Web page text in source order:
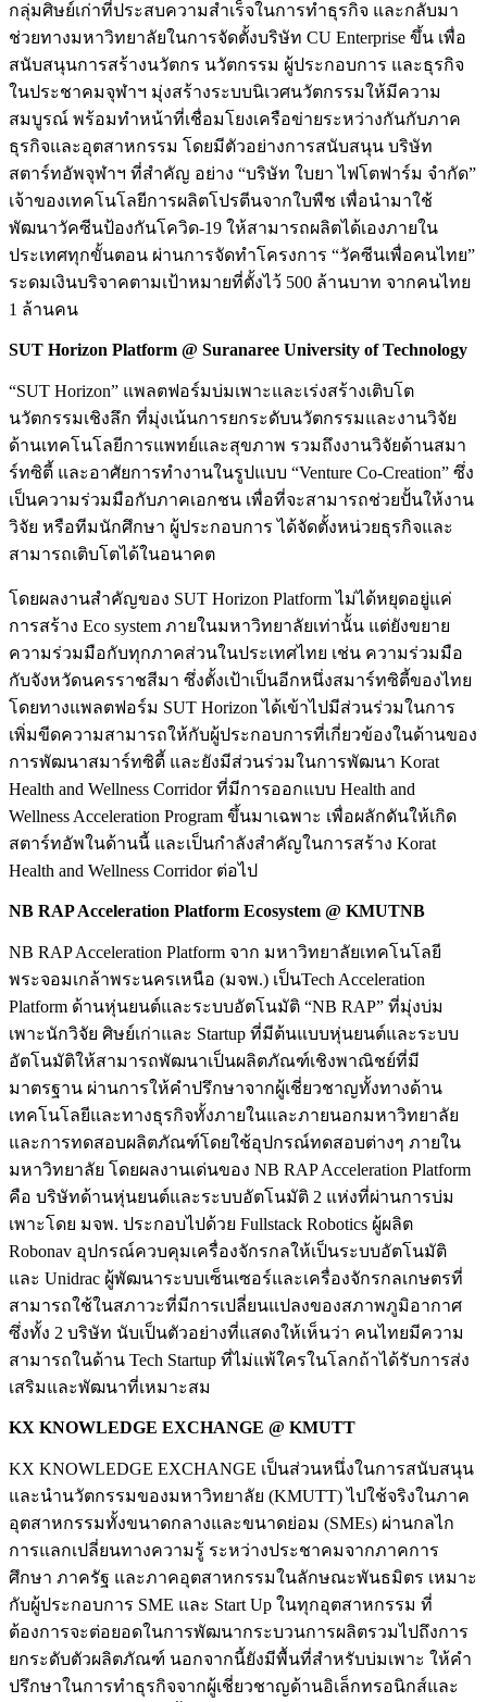
กลุ่มศิษย์เก่าที่ประสบความสำเร็จในการทำธุรกิจ และกลับมา
ช่วยทางมหาวิทยาลัยในการจัดตั้งบริษัท CU Enterprise ขึ้น เพื่อ
สนับสนุนการสร้างนวัตกร นวัตกรรม ผู้ประกอบการ และธุรกิจ
ในประชาคมจุฬาฯ มุ่งสร้างระบบนิเวศนวัตกรรมให้มีความ
สมบูรณ์ พร้อมทำหน้าที่เชื่อมโยงเครือข่ายระหว่างกันกับภาค
ธุรกิจและอุตสาหกรรม โดยมีตัวอย่างการสนับสนุน บริษัท
สตาร์ทอัพจุฬาฯ ที่สำคัญ อย่าง “บริษัท ใบยา ไฟโตฟาร์ม จำกัด”
เจ้าของเทคโนโลยีการผลิตโปรตีนจากใบพืช เพื่อนำมาใช้
พัฒนาวัคซีนป้องกันโควิด-19 ให้สามารถผลิตได้เองภายใน
ประเทศทุกขั้นตอน ผ่านการจัดทำโครงการ “วัคซีนเพื่อคนไทย”
ระดมเงินบริจาคตามเป้าหมายที่ตั้งไว้ 500 ล้านบาท จากคนไทย
1 ล้านคน
SUT Horizon Platform @ Suranaree University of Technology
“SUT Horizon” แพลตฟอร์มบ่มเพาะและเร่งสร้างเติบโต
นวัตกรรมเชิงลึก ที่มุ่งเน้นการยกระดับนวัตกรรมและงานวิจัย
ด้านเทคโนโลยีการแพทย์และสุขภาพ รวมถึงงานวิจัยด้านสมา
ร์ทซิตี้ และอาศัยการทำงานในรูปแบบ “Venture Co-Creation” ซึ่ง
เป็นความร่วมมือกับภาคเอกชน เพื่อที่จะสามารถช่วยปั้นให้งาน
วิจัย หรือทีมนักศึกษา ผู้ประกอบการ ได้จัดตั้งหน่วยธุรกิจและ
สามารถเติบโตได้ในอนาคต
โดยผลงานสำคัญของ SUT Horizon Platform ไม่ได้หยุดอยู่แค่
การสร้าง Eco system ภายในมหาวิทยาลัยเท่านั้น แต่ยังขยาย
ความร่วมมือกับทุกภาคส่วนในประเทศไทย เช่น ความร่วมมือ
กับจังหวัดนครราชสีมา ซึ่งตั้งเป้าเป็นอีกหนึ่งสมาร์ทซิตี้ของไทย
โดยทางแพลตฟอร์ม SUT Horizon ได้เข้าไปมีส่วนร่วมในการ
เพิ่มขีดความสามารถให้กับผู้ประกอบการที่เกี่ยวข้องในด้านของ
การพัฒนาสมาร์ทซิตี้ และยังมีส่วนร่วมในการพัฒนา Korat
Health and Wellness Corridor ที่มีการออกแบบ Health and
Wellness Acceleration Program ขึ้นมาเฉพาะ เพื่อผลักดันให้เกิด
สตาร์ทอัพในด้านนี้ และเป็นกำลังสำคัญในการสร้าง Korat
Health and Wellness Corridor ต่อไป
NB RAP Acceleration Platform Ecosystem @ KMUTNB
NB RAP Acceleration Platform จาก มหาวิทยาลัยเทคโนโลยี
พระจอมเกล้าพระนครเหนือ (มจพ.) เป็นTech Acceleration
Platform ด้านหุ่นยนต์และระบบอัตโนมัติ “NB RAP” ที่มุ่งบ่ม
เพาะนักวิจัย ศิษย์เก่าและ Startup ที่มีต้นแบบหุ่นยนต์และระบบ
อัตโนมัติให้สามารถพัฒนาเป็นผลิตภัณฑ์เชิงพาณิชย์ที่มี
มาตรฐาน ผ่านการให้คำปรึกษาจากผู้เชี่ยวชาญทั้งทางด้าน
เทคโนโลยีและทางธุรกิจทั้งภายในและภายนอกมหาวิทยาลัย
และการทดสอบผลิตภัณฑ์โดยใช้อุปกรณ์ทดสอบต่างๆ ภายใน
มหาวิทยาลัย โดยผลงานเด่นของ NB RAP Acceleration Platform
คือ บริษัทด้านหุ่นยนต์และระบบอัตโนมัติ 2 แห่งที่ผ่านการบ่ม
เพาะโดย มจพ. ประกอบไปด้วย Fullstack Robotics ผู้ผลิต
Robonav อุปกรณ์ควบคุมเครื่องจักรกลให้เป็นระบบอัตโนมัติ
และ Unidrac ผู้พัฒนาระบบเซ็นเซอร์และเครื่องจักรกลเกษตรที่
สามารถใช้ในสภาวะที่มีการเปลี่ยนแปลงของสภาพภูมิอากาศ
ซึ่งทั้ง 2 บริษัท นับเป็นตัวอย่างที่แสดงให้เห็นว่า คนไทยมีความ
สามารถในด้าน Tech Startup ที่ไม่แพ้ใครในโลกถ้าได้รับการส่ง
เสริมและพัฒนาที่เหมาะสม
KX KNOWLEDGE EXCHANGE @ KMUTT
KX KNOWLEDGE EXCHANGE เป็นส่วนหนึ่งในการสนับสนุน
และนำนวัตกรรมของมหาวิทยาลัย (KMUTT) ไปใช้จริงในภาค
อุตสาหกรรมทั้งขนาดกลางและขนาดย่อม (SMEs) ผ่านกลไก
การแลกเปลี่ยนทางความรู้ ระหว่างประชาคมจากภาคการ
ศึกษา ภาครัฐ และภาคอุตสาหกรรมในลักษณะพันธมิตร เหมาะ
กับผู้ประกอบการ SME และ Start Up ในทุกอุตสาหกรรม ที่
ต้องการจะต่อยอดในการพัฒนากระบวนการผลิตรวมไปถึงการ
ยกระดับตัวผลิตภัณฑ์ นอกจากนี้ยังมีพื้นที่สำหรับบ่มเพาะ ให้คำ
ปรึกษาในการทำธุรกิจจากผู้เชี่ยวชาญด้านอิเล็กทรอนิกส์และ